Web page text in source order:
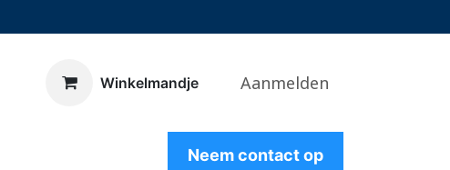
​Winkelmandje Aanmelden
Neem contact op